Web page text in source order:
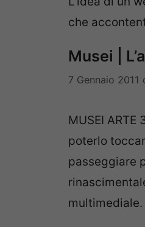
che
Musei |
7 Gennaio 2011
MUSEI ARTE
poterlo
passeggiare